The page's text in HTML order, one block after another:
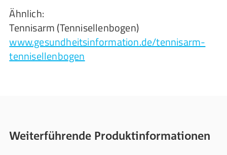
Ähnlich:
Tennisarm (Tennisellenbogen)
www.gesundheitsinformation.de/tennisarm-
tennisellenbogen
Weiterführende Produktinformationen